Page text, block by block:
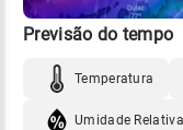
Previsão do tempo
Temperatura
Umidade Relativa